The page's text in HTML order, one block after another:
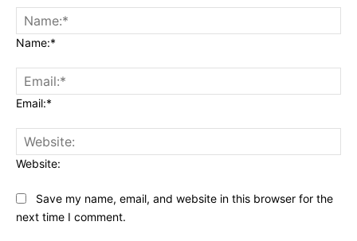
Name:*
Email:*
Website:
Save my name, email, and website in this browser for the
next time I comment.